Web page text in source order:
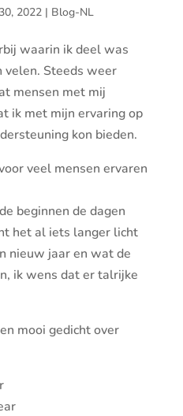
2022| Blog-NL
waarin ik deel was
velen. Steeds weer
mensen met mij
ik met mijn ervaring op
kon bieden.
veel mensen ervaren
beginnen de dagen
het al iets langer licht
nieuw jaar en wat de
ik wens dat er talrijke
mooi gedicht over